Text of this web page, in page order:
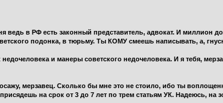
в РФ есть законный представитель, адвокат. И миллион
подонка, в тюрьму. Ты КОМУ смеешь написывать, а,
и манеры советского недочеловека. И я тебя,
мерзавец. Сколько бы мне это не стоило, ибо ты
на срок от 3 до 7 лет по трем статьям УК. Надеюсь, на